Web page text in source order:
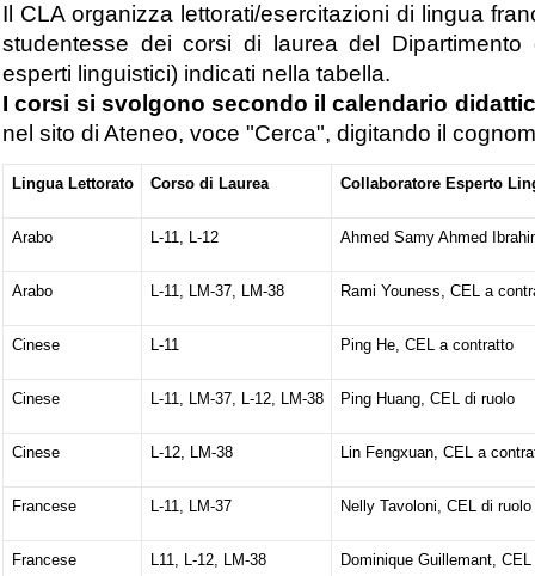
Il CLA organizza lettorati/esercitazioni di lingua
studentesse dei corsi di laurea del
esperti linguistici) indicati nella tabella.
I corsi si svolgono secondo ilcalendario
nel sito di Ateneo, voce"Cerca", digitando il
Lingua Lettorato Corso di Laurea Collaboratore Esperto
Arabo L-11, L-12 Ahmed Samy Ahmed
Arabo L-11, LM-37, LM-38 Rami Youness, CEL a
Cinese L-11 Ping He, CEL a contratto
Cinese L-11, LM-37, L-12, LM-38 Ping Huang, CEL di ruolo
Cinese L-12, LM-38 Lin Fengxuan, CEL a
Francese L-11, LM-37 Nelly Tavoloni, CEL di ruolo
Francese L11, L-12, LM-38 Dominique Guillemant,